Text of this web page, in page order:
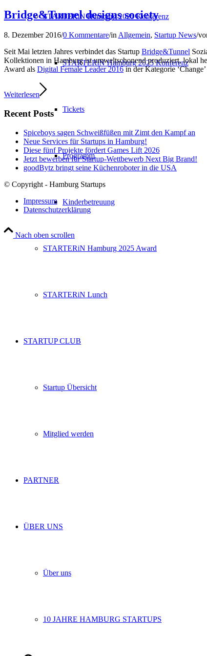
STARTERiN Hamburg 2025 Konferenz
STARTERiN Hamburg 2025 Konferenz
Tickets
Programm
Kinderbetreuung
STARTERiN Hamburg 2025 Award
STARTERiN Lunch
STARTUP CLUB
Startup Übersicht
Mitglied werden
PARTNER
ÜBER UNS
Über uns
10 JAHRE HAMBURG STARTUPS
Bridge&Tunnel designs society
8. Dezember 2016/0 Kommentare/inAllgemein, Startup News/
Seit Mai letzten Jahres verbindet das Startup Bridge&Tunnel
Kollektionen in Hamburg ist umweltschonend produziert, lokal
Award als Digital Female Leader 2016in der Kategorie
Weiterlesen
Recent Posts
Spiceboys sagen Schweißfüßen mit Zimt den Kampf an
Neue Services für Startups in Hamburg!
Diese fünf Projekte fördert Games Lift 2026
Jetzt bewerben für Startup-Wettbewerb Next Big Brand!
goodBytz bringt seine Küchenroboter in die USA
© Copyright - Hamburg Startups
Impressum
Datenschutzerklärung
Nach oben scrollen